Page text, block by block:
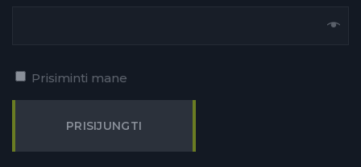
Prisiminti mane
PRISIJUNGTI